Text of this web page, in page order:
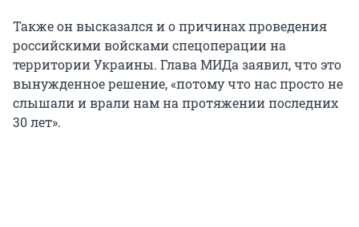
Также он высказался и о причинах проведения
российскими войсками спецоперации на
территории Украины. Глава МИДа заявил, что это
вынужденное решение, «потому что нас просто не
слышали и врали нам на протяжении последних
30 лет».